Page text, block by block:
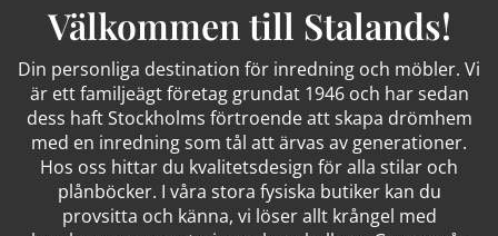
Välkommen till Stalands!
Din personliga destination för inredning och möbler. Vi
är ett familjeägt företag grundat 1946 och har sedan
dess haft Stockholms förtroende att skapa drömhem
med en inredning som tål att ärvas av generationer.
Hos oss hittar du kvalitetsdesign för alla stilar och
plånböcker. I våra stora fysiska butiker kan du
provsitta och känna, vi löser allt krångel med